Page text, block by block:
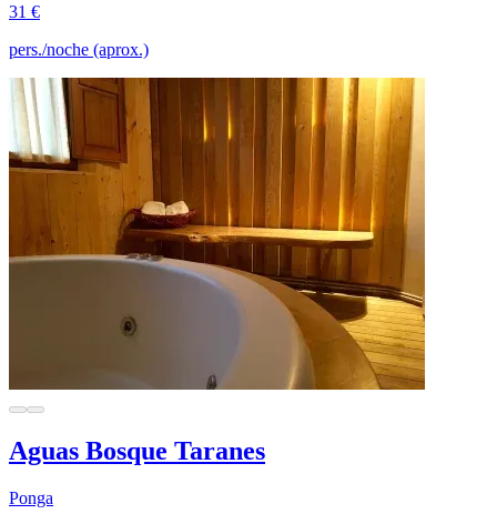
31 €
pers./noche (aprox.)
Aguas Bosque Taranes
Ponga